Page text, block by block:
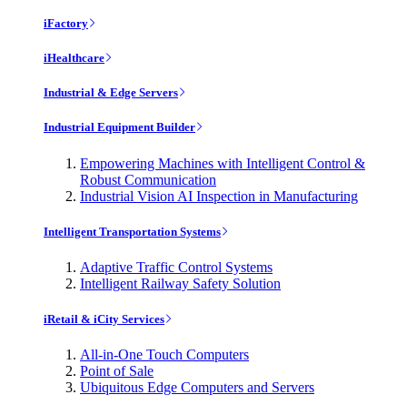
iFactory
iHealthcare
Industrial & Edge Servers
Industrial Equipment Builder
Empowering Machines with Intelligent Control &
Robust Communication
Industrial Vision AI Inspection in Manufacturing
Intelligent Transportation Systems
Adaptive Traffic Control Systems
Intelligent Railway Safety Solution
iRetail & iCity Services
All-in-One Touch Computers
Point of Sale
Ubiquitous Edge Computers and Servers